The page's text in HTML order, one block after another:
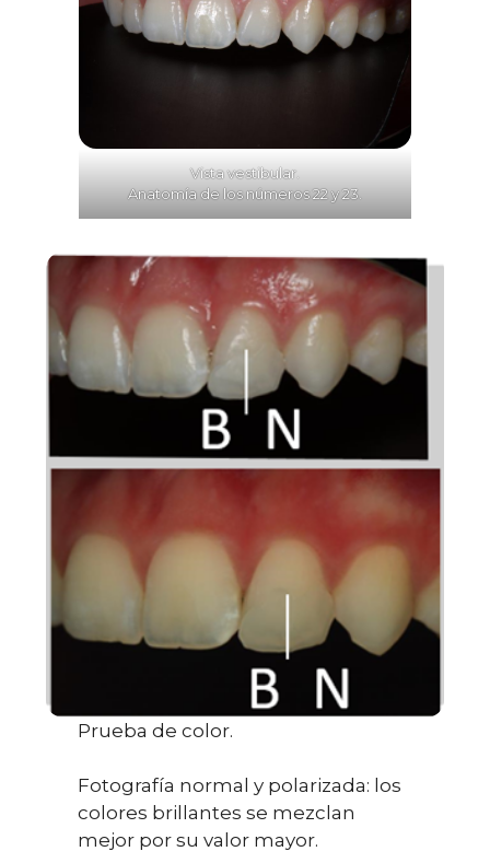
Vista vestibular.
Anatomía de los números 22 y 23.
Prueba de color.
Fotografía normal y polarizada: los
colores brillantes se mezclan
mejor por su valor mayor.